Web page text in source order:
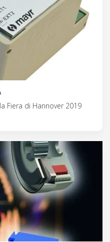
Fiera di Hannover 2019